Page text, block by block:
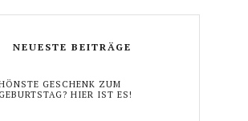
NEUESTE BEITRÄGE
GESCHENK ZUM
HIER IST ES!